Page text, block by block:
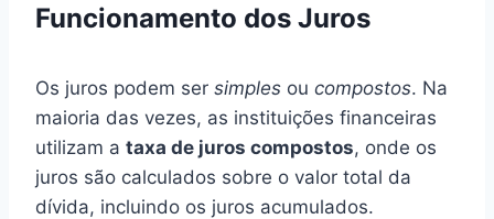
Funcionamento dos Juros
Os juros podem ser simples ou compostos. Na
maioria das vezes, as instituições financeiras
utilizam a taxa de juros compostos, onde os
juros são calculados sobre o valor total da
dívida, incluindo os juros acumulados.